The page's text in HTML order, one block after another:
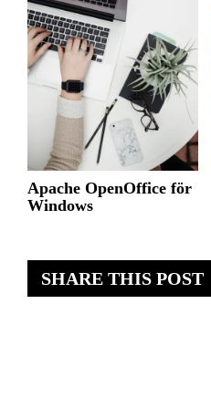
SHARE THIS POST
Apache OpenOffice för
Windows